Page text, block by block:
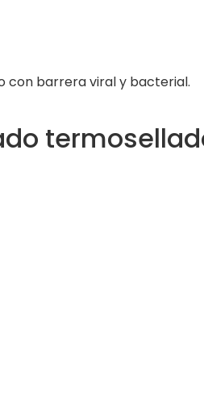
con barrera viral y bacterial.